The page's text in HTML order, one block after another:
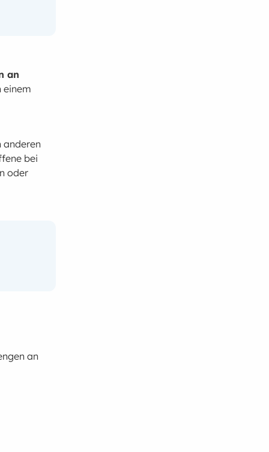
an
einem
anderen
bei
oder
an